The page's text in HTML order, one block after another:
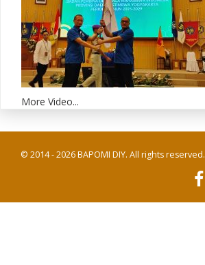
More Video...
© 2014 - 2026 BAPOMI DIY. All rights reserved.